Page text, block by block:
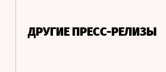
ДРУГИЕ ПРЕСС-РЕЛИЗЫ